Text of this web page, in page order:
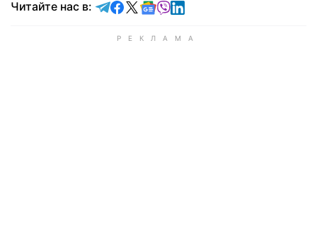
Читайте нас в: Читайте в Telegram
Читайте в Facebook
Читайте в X
Читайте в Google news
Читайте в Viber
Читайте в LinkedIn